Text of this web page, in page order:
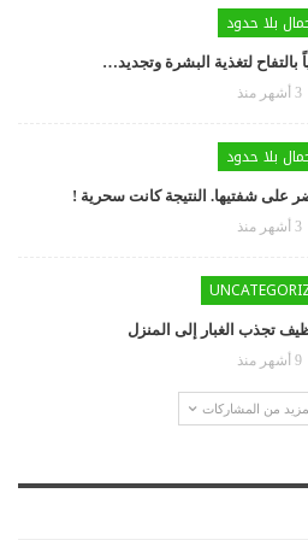
بلا حدود
بالتفاح لتغذية البشرة وتجديد…
3 أشهر منذ
بلا حدود
شفتيها. النتيجة كانت سحرية !
3 أشهر منذ
9 أشهر منذ
من المشاركات